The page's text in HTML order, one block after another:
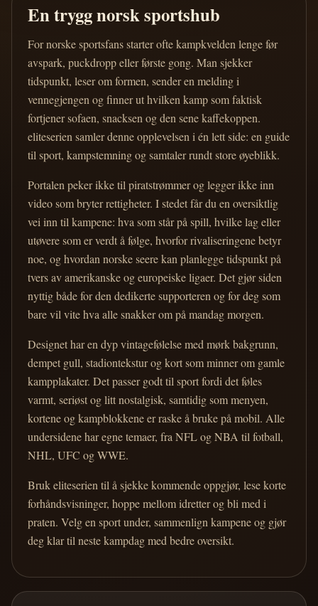
En trygg norsk sportshub
For norske sportsfans starter ofte kampkvelden lenge før
avspark, puckdropp eller første gong. Man sjekker
tidspunkt, leser om formen, sender en melding i
vennegjengen og finner ut hvilken kamp som faktisk
fortjener sofaen, snacksen og den sene kaffekoppen.
eliteserien samler denne opplevelsen i én lett side: en guide
til sport, kampstemning og samtaler rundt store øyeblikk.
Portalen peker ikke til piratstrømmer og legger ikke inn
video som bryter rettigheter. I stedet får du en oversiktlig
vei inn til kampene: hva som står på spill, hvilke lag eller
utøvere som er verdt å følge, hvorfor rivaliseringene betyr
noe, og hvordan norske seere kan planlegge tidspunkt på
tvers av amerikanske og europeiske ligaer. Det gjør siden
nyttig både for den dedikerte supporteren og for deg som
bare vil vite hva alle snakker om på mandag morgen.
Designet har en dyp vintagefølelse med mørk bakgrunn,
dempet gull, stadiontekstur og kort som minner om gamle
kampplakater. Det passer godt til sport fordi det føles
varmt, seriøst og litt nostalgisk, samtidig som menyen,
kortene og kampblokkene er raske å bruke på mobil. Alle
undersidene har egne temaer, fra NFL og NBA til fotball,
NHL, UFC og WWE.
Bruk eliteserien til å sjekke kommende oppgjør, lese korte
forhåndsvisninger, hoppe mellom idretter og bli med i
praten. Velg en sport under, sammenlign kampene og gjør
deg klar til neste kampdag med bedre oversikt.